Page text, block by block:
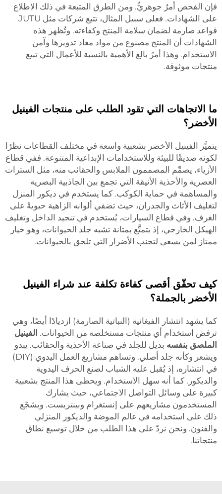
فإن الفحص أمرٌ جوهريٌّ. ومن الطرق المتبعة في ذلك الاطلاع
على الشهادات. فعلى سبيل المثال، تتبع شركات مثل JUTU
قواعد صارمة لضمان سلامة المنتج وكفاءته. وتُظهر هذه
الشهادات أن المنتج مصنوع من مواد معاد تدويرها وآمن
الاستخدام. وهذا أمرٌ بالغ الأهمية بالنسبة للأعمال التي تبيع
منتجات موثوقة.
ما الاتجاهات التي تقود الطلب على منتجات الفينيل
الأخضر؟
يتميَّز الفينيل الأخضر بشعبية واسعة في مختلف القطاعات نظرًا
لكونه صديقًا للبيئة وللاستخدامات الإبداعية المتنوعة. ففي قطاع
الأزياء، يصمِّم المصممون الملابس والحقائب منه، مثل السترات
العصرية والأحذية الأنيقة التي تجمع بين الجاذبية البصرية
والمساهمة في حماية الكوكب. كما يستخدم في ديكور المنزل
لتغليف الأثاث والجدران، حيث تضفي ألوانه الزاهية حيويةً على
الغرف. وفي قطاع السيارات، يُستخدم في تنجيد الداخل وتغليف
الهيكل الخارجي، إذ يتمتَّع بمتانة تشبه جلد الحيوانات، وهو خيار
ممتاز لمن يسعى لتجنب الأضرار التي تلحق بالحيوانات.
كيف تحقّق أقصى كفاءة تكلفة عند شراء الفينيل
الأخضر بالجملة؟
كما يشهد انتشار الفيغانية (النباتية الصارمة) ازديادًا أيضًا، وهي
ترفض استخدام أي منتجات مستخلصة من الحيوانات. الفينيل
الملصق بنفسه بديل للجلد في صناعة الأحذية والحقائب. يبدو
ويشعر وكأنه جلد أصلي. وتساهم مشاريع العمل اليدوي (DIY)
في انتشاره، إذ يُقبل عليه الشباب لصنع الحرف اليدوية
والديكور. كما أنه سهل الاستخدام. ويحظى هذا المنتج بشعبية
كبيرة على وسائل التواصل الاجتماعي، حيث يشارك
المستخدمون مشاريعهم على إنستغرام وبينتريست. ويشجّع
ذلك على استخدامه في عالم الموضة والديكور المنزلي
والفنون. ونحن نردّ على هذا الطلب من خلال توسيع نطاق
منتجاتنا.